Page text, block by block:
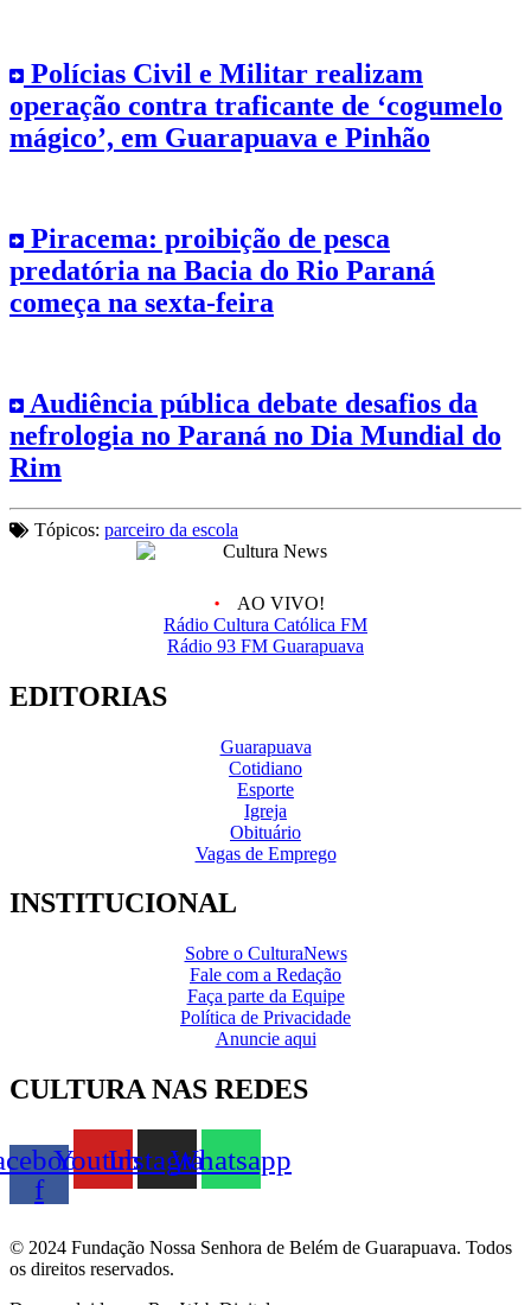
Polícias Civil e Militar realizam
operação contra traficante de ‘cogumelo
mágico’, em Guarapuava e Pinhão
Piracema: proibição de pesca
predatória na Bacia do Rio Paraná
começa na sexta-feira
Audiência pública debate desafios da
nefrologia no Paraná no Dia Mundial do
Rim
Tópicos: parceiro da escola
AO VIVO!
Rádio Cultura Católica FM
Rádio 93 FM Guarapuava
EDITORIAS
Guarapuava
Cotidiano
Esporte
Igreja
Obituário
Vagas de Emprego
INSTITUCIONAL
Sobre o CulturaNews
Fale com a Redação
Faça parte da Equipe
Política de Privacidade
Anuncie aqui
CULTURA NAS REDES
f
YoutubeInstagramWhatsapp
© 2024 Fundação Nossa Senhora de Belém de Guarapuava. Todos
os direitos reservados.